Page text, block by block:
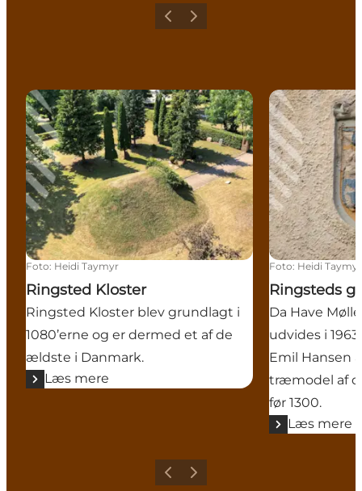
ForrigeNæste
Ringsted Kloster
Foto: Heidi Taymyr
Ringsted Kloster
Ringsted Kloster blev grundlagt i
1080’erne og er dermed et af de
ældste i Danmark.
Læs mere
Ringsteds
Foto: Heidi Taymyr
Ringsteds
Da Have
udvides i
Emil Hansen
træmodel af
før 1300.
Læs mere
ForrigeNæste